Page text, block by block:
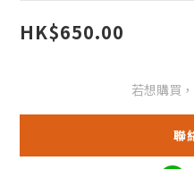
HK$650.00
若想購買
聯